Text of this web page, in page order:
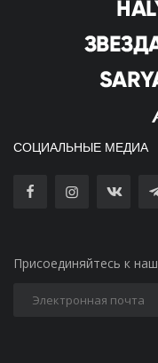
СОЦИАЛЬНЫЕ МЕДИА
Присоединяйтесь к